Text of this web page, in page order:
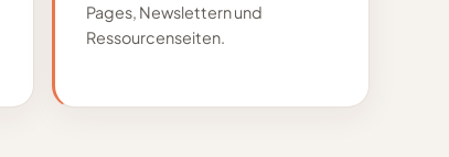
Pages, Newslettern und
Ressourcenseiten.